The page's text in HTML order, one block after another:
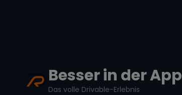
Besser in der App
Das volle Drivable-Erlebnis